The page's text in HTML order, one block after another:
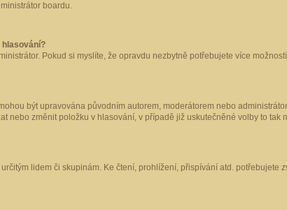
boardu.
hlasování?
Pokud si myslíte, že opravdu nezbytně potřebujete více
být upravována původním autorem, moderátorem nebo
nebo změnit položku v hlasování, v případě již uskutečněné volby to
lidem či skupinám. Ke čtení, prohlížení, přispívání atd.